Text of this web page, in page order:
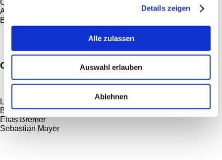
Details zeigen
Alle zulassen
Auswahl erlauben
Ablehnen
Christoph Scharf
Andreas Rebl
Benjamin Neft
Gär- und Lagerkeller
Lukas Schmidt
Braumeister Eric Kulzer
Elias Bremer
Sebastian Mayer